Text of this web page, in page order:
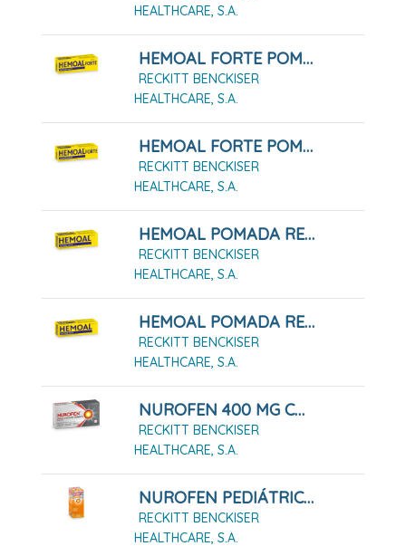
HEALTHCARE, S.A.
HEMOAL FORTE POMADA RECTAL 30 G
RECKITT BENCKISER
HEALTHCARE, S.A.
HEMOAL FORTE POMADA RECTAL 50 G
RECKITT BENCKISER
HEALTHCARE, S.A.
HEMOAL POMADA RECTAL 30G
RECKITT BENCKISER
HEALTHCARE, S.A.
HEMOAL POMADA RECTAL 50G
RECKITT BENCKISER
HEALTHCARE, S.A.
NUROFEN 400 MG COMPRIMIDOS RECUBIERTOS, 12 COMPRIMIDOS
RECKITT BENCKISER
HEALTHCARE, S.A.
NUROFEN PEDIÁTRICO 20 MG/ML SUSPENSIÓN ORAL 200 ML NARANJA
RECKITT BENCKISER
HEALTHCARE, S.A.